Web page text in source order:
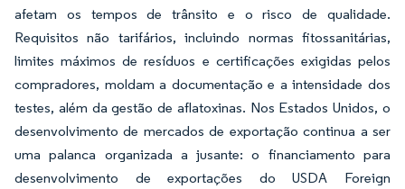
afetam os tempos de trânsito e o risco de qualidade.
Requisitos não tarifários, incluindo normas fitossanitárias,
limites máximos de resíduos e certificações exigidas pelos
compradores, moldam a documentação e a intensidade dos
testes, além da gestão de aflatoxinas. Nos Estados Unidos, o
desenvolvimento de mercados de exportação continua a ser
uma palanca organizada a jusante: o financiamento para
desenvolvimento de exportações do USDA Foreign